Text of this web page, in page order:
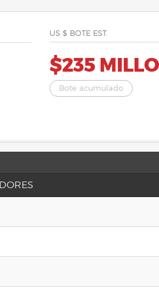
US $ BOTE EST.
$235
Bote acumulado